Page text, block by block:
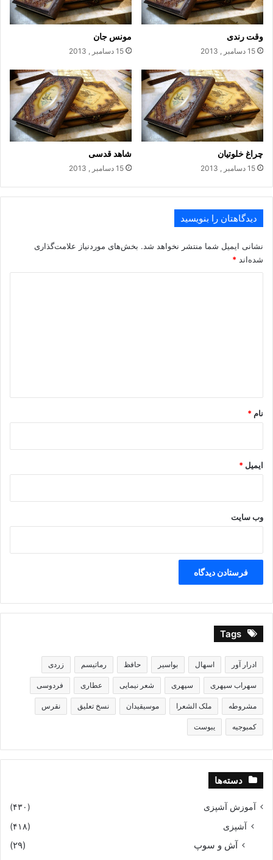
زاهد ایمن مشو از بازی غیرت زنهار
که ره از صومعه تا دیر مغان این همه نیست
دردمندی من سوخته زار و نزار
ظاهرا حاجت تقریر و بیان این همه نیست
نام حافظ رقم نیک پذیرفت ولی
پیش رندان رقم سود و زیان این همه نیست
وقت رندی
15 دسامبر , 2013
مونس جان
15 دسامبر , 2013
چراغ خلوتیان
15 دسامبر , 2013
شاهد قدسی
15 دسامبر , 2013
دیدگاهتان را بنویسید
نشانی ایمیل شما منتشر نخواهد شد. بخش‌های موردنیاز علامت‌گذاری
شده‌اند *
نام *
ایمیل *
وب‌ سایت
Tags
ادرار آور اسهال بواسیر حافظ رماتیسم زردی
سهراب سپهری سپهری شعر نیمایی عطاری فردوسی
مشروطه ملک الشعرا موسیقیدان نسخ تعلیق نقرس
کمبوجیه یبوست
دسته‌ها
آموزش آشپزی (۴۳۰)
آشپزی (۴۱۸)
آش و سوپ
(۲۹)